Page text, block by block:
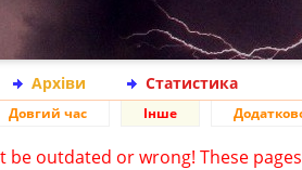
Архіви Статистика
Довгий час Інше
outdated or wrong! These